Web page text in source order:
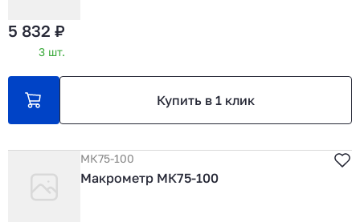
5 832 ₽
3 шт.
Купить в 1 клик
МК75-100
Макрометр МК75-100